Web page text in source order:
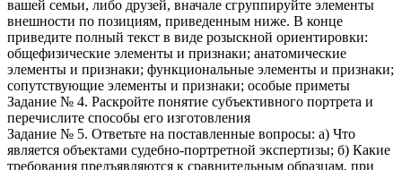
вашей семьи, либо друзей, вначале сгруппируйте элементы
внешности по позициям, приведенным ниже. В конце
приведите полный текст в виде розыскной ориентировки:
общефизические элементы и признаки; анатомические
элементы и признаки; функциональные элементы и признаки;
сопутствующие элементы и признаки; особые приметы
Задание № 4. Раскройте понятие субъективного портрета и
перечислите способы его изготовления
Задание № 5. Ответьте на поставленные вопросы: а) Что
является объектами судебно-портретной экспертизы; б) Какие
требования предъявляются к сравнительным образцам, при